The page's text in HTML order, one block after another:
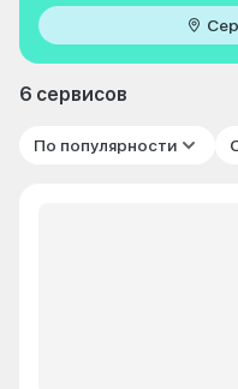
6 сервисов
По популярности